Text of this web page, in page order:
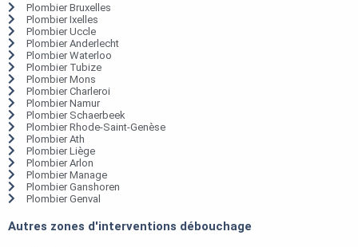
Plombier Bruxelles
Plombier Ixelles
Plombier Uccle
Plombier Anderlecht
Plombier Waterloo
Plombier Tubize
Plombier Mons
Plombier Charleroi
Plombier Namur
Plombier Schaerbeek
Plombier Rhode-Saint-Genèse
Plombier Ath
Plombier Liège
Plombier Arlon
Plombier Manage
Plombier Ganshoren
Plombier Genval
Autres zones d'interventions débouchage